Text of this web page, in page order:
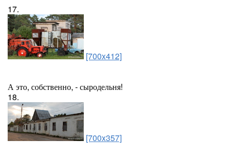
17.
[700x412]
А это, собственно, - сыродельня!
18.
[700x357]